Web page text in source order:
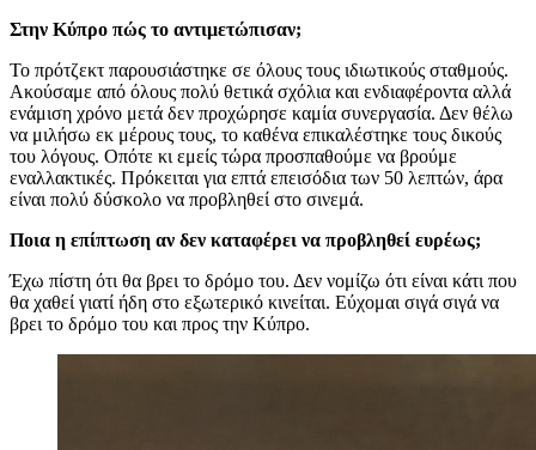
Στην Κύπρο πώς το αντιμετώπισαν;
Το πρότζεκτ παρουσιάστηκε σε όλους τους ιδιωτικούς σταθμούς.
Ακούσαμε από όλους πολύ θετικά σχόλια και ενδιαφέροντα αλλά
ενάμιση χρόνο μετά δεν προχώρησε καμία συνεργασία. Δεν θέλω
να μιλήσω εκ μέρους τους, το καθένα επικαλέστηκε τους δικούς
του λόγους. Οπότε κι εμείς τώρα προσπαθούμε να βρούμε
εναλλακτικές. Πρόκειται για επτά επεισόδια των 50 λεπτών, άρα
είναι πολύ δύσκολο να προβληθεί στο σινεμά.
Ποια η επίπτωση αν δεν καταφέρει να προβληθεί ευρέως;
Έχω πίστη ότι θα βρει το δρόμο του. Δεν νομίζω ότι είναι κάτι που
θα χαθεί γιατί ήδη στο εξωτερικό κινείται. Εύχομαι σιγά σιγά να
βρει το δρόμο του και προς την Κύπρο.